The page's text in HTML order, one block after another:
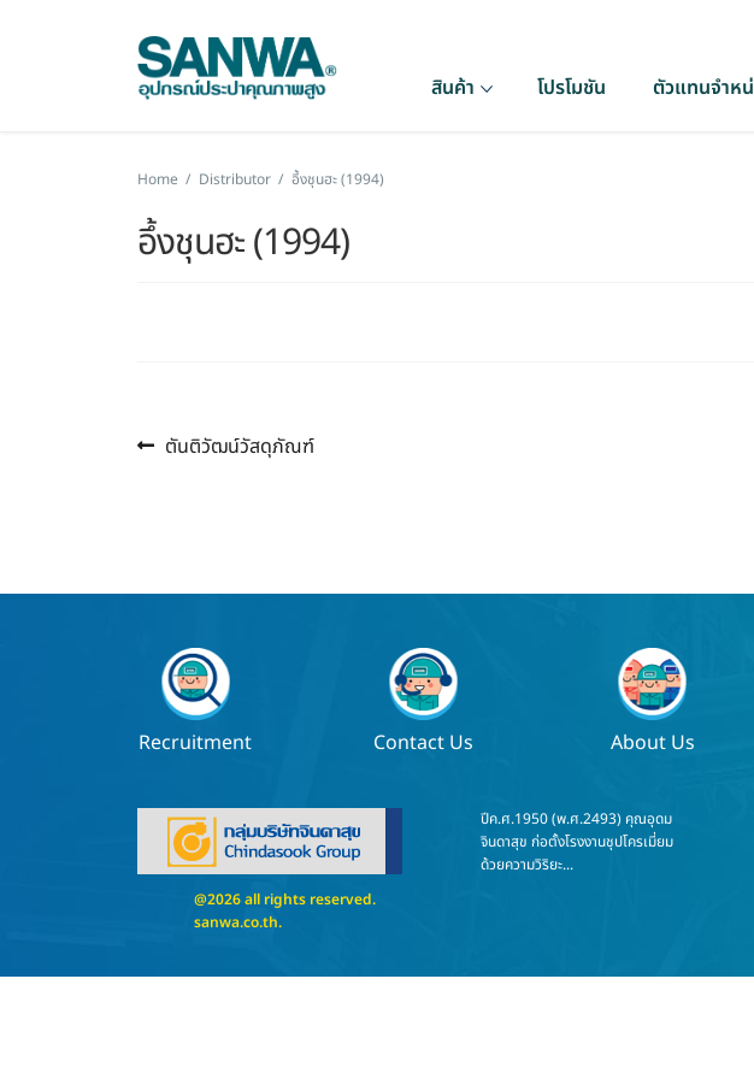
สินค้า โปรโมชัน ตัวแทนจำห
Home / Distributor / อึ้งชุนฮะ (1994)
อึ้งชุนฮะ (1994)
แนะแนว
Previous
ตันติวัฒน์วัสดุภัณฑ์
Recruitment Contact Us About Us
ปีค.ศ.1950 (พ.ศ.2493) คุณอุดม
จินดาสุข ก่อตั้งโรงงานชุปโครเมี่ยม
ด้วยความวิริยะ...
@2026 all rights reserved.
sanwa.co.th.